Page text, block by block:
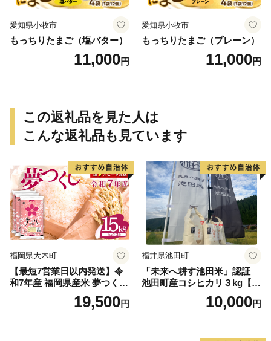
愛知県小牧市
もっちりたまご（塩バター）
11,000円
愛知県小牧市
もっちりたまご（プレーン）
11,000円
この返礼品を見た人は
こんな返礼品も見ています
福岡県大木町
【最短7営業日以内発送】令
和7年産 福岡県産米 夢つくし
15kg 精米 ※北海道・沖縄・
19,500円
福井県池田町
「未来へ耕す池田米」認証
池田町産コシヒカリ３kg【お
1人様につき３セットまで】
10,000円